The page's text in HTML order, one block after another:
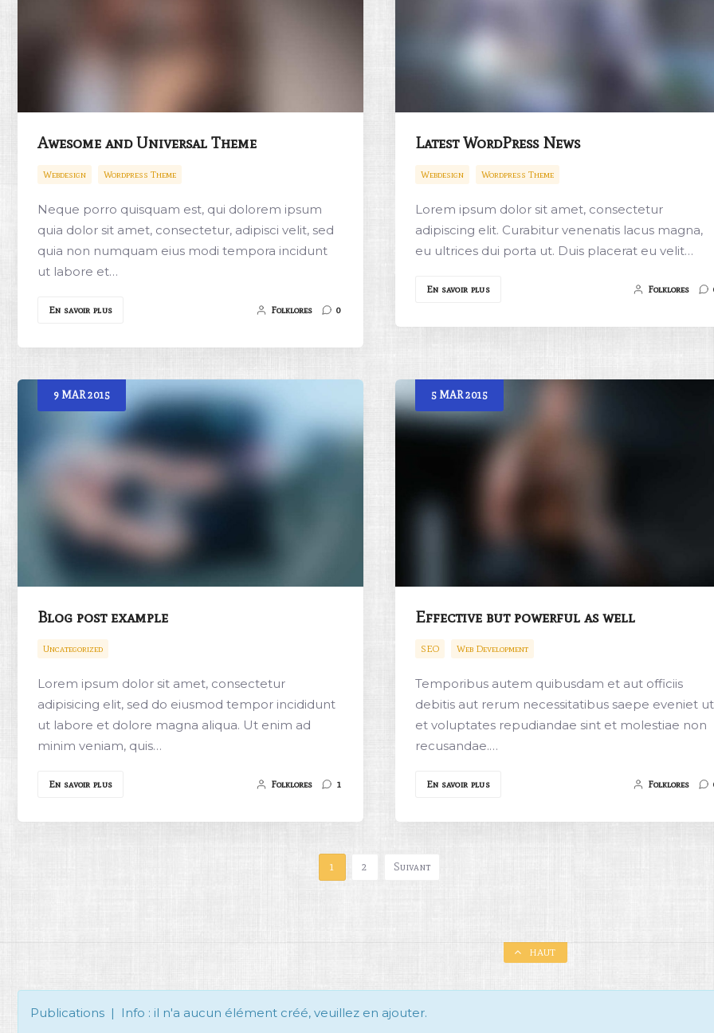
Awesome and Universal Theme
Webdesign Wordpress Theme
Neque porro quisquam est, qui dolorem ipsum
quia dolor sit amet, consectetur, adipisci velit, sed
quia non numquam eius modi tempora incidunt
ut labore et…
En savoir plus Folklores 0
Latest WordPress News
Webdesign Wordpress Theme
Lorem ipsum dolor sit amet, consectetur
adipiscing elit. Curabitur venenatis lacus magna,
eu ultrices dui porta ut. Duis placerat eu velit…
En savoir plus Folklores
9 MAR 2015
Blog post example
Uncategorized
Lorem ipsum dolor sit amet, consectetur
adipisicing elit, sed do eiusmod tempor incididunt
ut labore et dolore magna aliqua. Ut enim ad
minim veniam, quis…
En savoir plus Folklores 1
5 MAR 2015
Effective but powerful as well
SEO Web Development
Temporibus autem quibusdam et aut officiis
debitis aut rerum necessitatibus saepe eveniet ut
et voluptates repudiandae sint et molestiae non
recusandae.…
En savoir plus Folklores
1 2 Suivant
HAUT
Publications | Info : il n'a aucun élément créé, veuillez en ajouter.